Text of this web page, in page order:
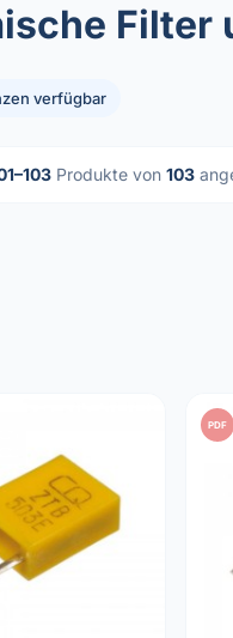
Filter
verfügbar
Produkte von 103
PDF